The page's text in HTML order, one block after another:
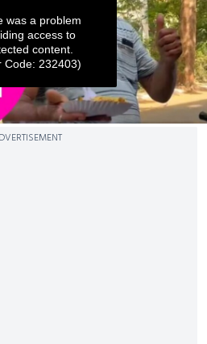
was a problem
access to
content.
Code: 232403)